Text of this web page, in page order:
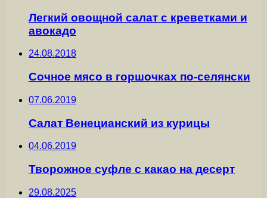
Легкий овощной салат с креветками и
авокадо
24.08.2018
Сочное мясо в горшочках по-селянски
07.06.2019
Салат Венецианский из курицы
04.06.2019
Творожное суфле с какао на десерт
29.08.2025